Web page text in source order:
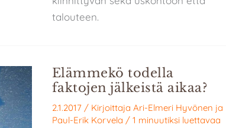
talouteen.
Elämmekö todella
faktojen jälkeistä aikaa?
2.1.2017 / Kirjoittaja Ari-Elmeri Hyvönen ja
Paul-Erik Korvela / 1 minuutiksi luettavaa